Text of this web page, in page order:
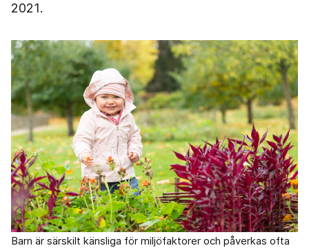
2021.
Barn är särskilt känsliga för miljöfaktorer och påverkas ofta